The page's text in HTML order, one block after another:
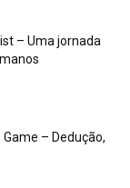
– Uma jornada
– Dedução,